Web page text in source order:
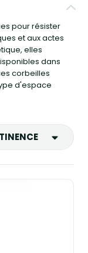
pour résister
et aux actes
elles
dans
corbeilles
d'espace